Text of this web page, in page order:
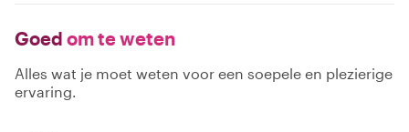
Goed om te weten
Alles wat je moet weten voor een soepele en plezierige
ervaring.